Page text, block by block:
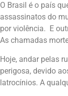
O Brasil é o país
assassinatos do
por violência. E
As chamadas
Hoje, andar pelas
perigosa, devido
latrocínios. A